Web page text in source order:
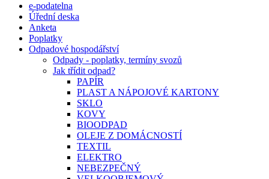
e-podatelna
Úřední deska
Anketa
Poplatky
Odpadové hospodářství
Odpady - poplatky, termíny svozů
Jak třídit odpad?
PAPÍR
PLAST A NÁPOJOVÉ KARTONY
SKLO
KOVY
BIOODPAD
OLEJE Z DOMÁCNOSTÍ
TEXTIL
ELEKTRO
NEBEZPEČNÝ